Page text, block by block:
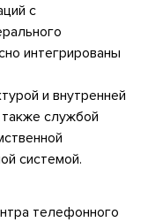
с
интегрированы
и внутренней
службой
системой.
телефонного